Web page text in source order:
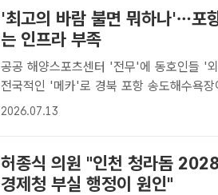
'최고의 바람 불면 뭐하나'…포
는 인프라 부족
공공 해양스포츠센터 '전무'에 동호인들 '
전국적인 '메카'로 경북 포항 송도해수욕장이 전국적인 무동력 해양스포츠
명소로 손꼽힌다. 하지만 정작 장비 보관과
2026.07.13
허종식 의원 "인천 청라돔
경제청 부실 행정이 원인"